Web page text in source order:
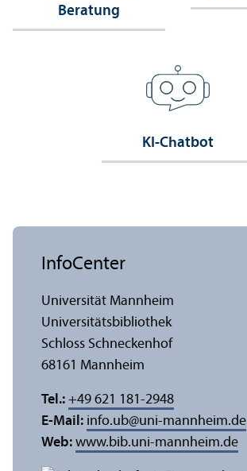
Beratung
KI-Chatbot
InfoCenter
Universität Mannheim
Universitäts­bibliothek
Schloss Schneckenhof
68161 Mannheim
Tel.: +49 621 181-2948
E-Mail: info.ub@uni-mannheim.de
Web: www.bib.uni-mannheim.de